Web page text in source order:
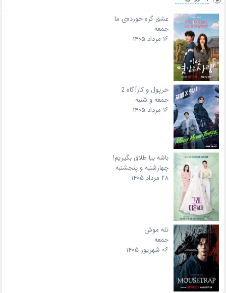
عشق گره خورده‌ی ما
جمعه
۱۶ مرداد ۱۴۰۵
خرپول و کارآگاه 2
جمعه و شنبه
۱۶ مرداد ۱۴۰۵
باشه بیا طلاق بگیریم!
چهارشنبه و پنجشنبه
۲۸ مرداد ۱۴۰۵
تله موش
جمعه
۰۶ شهریور ۱۴۰۵